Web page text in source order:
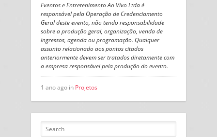
Eventos e Entretenimento Ao Vivo Ltda é
responsável pela Operação de Credenciamento
Geral deste evento, não tendo responsabilidade
sobre a produção geral, organização, venda de
ingressos, agenda ou programação. Qualquer
assunto relacionado aos pontos citados
anteriormente devem ser tratados diretamente com
a empresa responsável pela produção do evento.
1 ano ago in Projetos